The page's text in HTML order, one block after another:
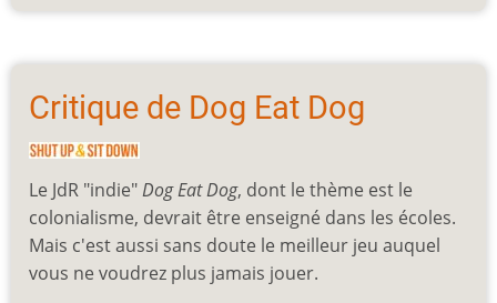
Critique de Dog Eat Dog
Le JdR "indie"Dog Eat Dog, dont le thème est le
colonialisme, devrait être enseigné dans les écoles.
Mais c'est aussi sans doute le meilleur jeu auquel
vous ne voudrez plus jamais jouer.